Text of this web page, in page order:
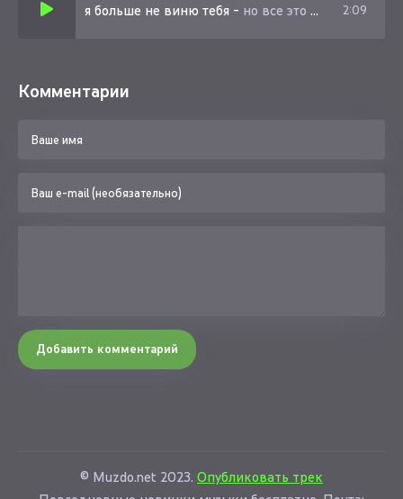
я больше не виню тебя - но все это не значит что я больше не люблю тебя 2:09
Комментарии
Добавить комментарий
© Muzdo.net 2023. Опубликовать трек